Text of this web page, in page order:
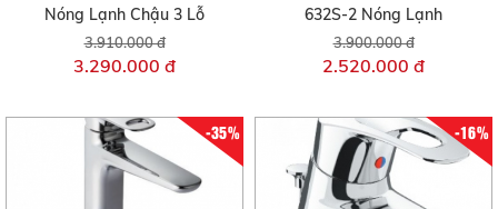
Nóng Lạnh Chậu 3 Lỗ
3.910.000 đ
3.290.000 đ
632S-2 Nóng Lạnh
3.900.000 đ
2.520.000 đ
-35% -16%